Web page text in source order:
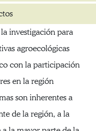
investigación para
agroecológicas
con la participación
en la región
son inherentes a
de la región, a la